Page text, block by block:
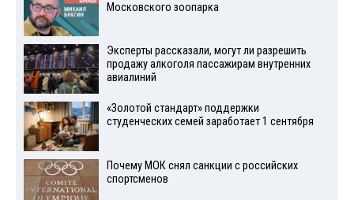
Московского зоопарка
Эксперты рассказали, могут ли разрешить
продажу алкоголя пассажирам внутренних
авиалиний
«Золотой стандарт» поддержки
студенческих семей заработает 1 сентября
Почему МОК снял санкции с российских
спортсменов